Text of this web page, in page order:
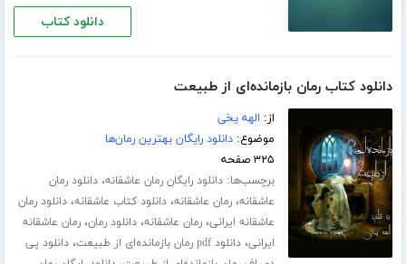
دانلود کتاب
دانلود کتاب رمان بازمانده‌ای از طبیعت
از: الهه یخی
موضوع:دانلود رایگان بهترین رمان‌ها
۳۲۵ صفحه
برچسب‌ها:دانلود رایگان رمان عاشقانه،دانلود رمان
عاشقانه،رمان عاشقانه،دانلود کتاب عاشقانه،دانلود رمان
عاشقانه ایرانی،رمان عاشقانه،دانلود رمان،رمان عاشقانه
ایرانی،دانلود pdf رمان بازمانده‌ای از طبیعت ،دانلود پی